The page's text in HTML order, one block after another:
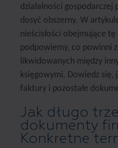
działalności gospodarczej
dosyć obszerny. W
nieścisłości obejmujące
podpowiemy, co powinni
likwidowanych między
księgowymi. Dowiedz się,
faktury i pozostałe
Jak długo
dokumenty
Konkretne